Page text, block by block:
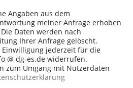
Angaben aus dem
meiner Anfrage erhoben
Daten werden nach
Ihrer Anfrage gelöscht.
Einwilligung jederzeit für die
@ dg-es.de widerrufen.
zum Umgang mit Nutzerdaten